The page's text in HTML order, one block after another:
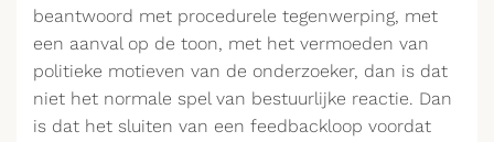
beantwoord met procedurele tegenwerping, met
een aanval op de toon, met het vermoeden van
politieke motieven van de onderzoeker, dan is dat
niet het normale spel van bestuurlijke reactie. Dan
is dat het sluiten van een feedbackloop voordat